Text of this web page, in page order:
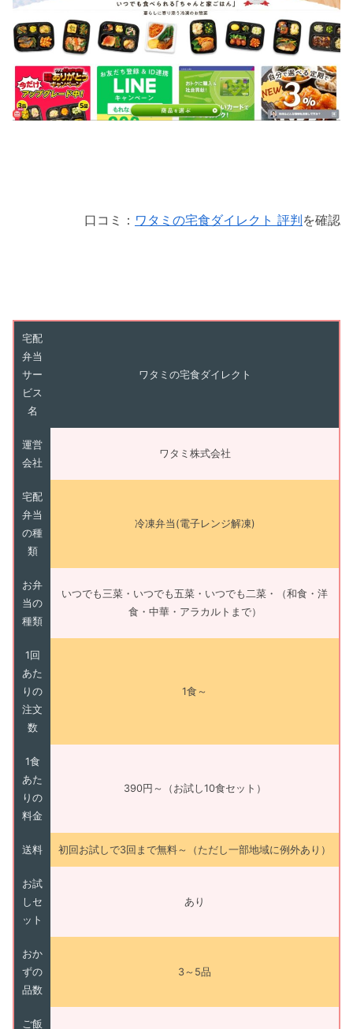
口コミ： ワタミの宅食ダイレクト 評判を確認
宅配
弁当
サー
ビス
名
ワタミの宅食ダイレクト
運営
会社
ワタミ株式会社
宅配
弁当
の種
類
冷凍弁当(電子レンジ解凍)
お弁
当の
種類
いつでも三菜・いつでも五菜・いつでも二菜・（和食・洋
食・中華・アラカルトまで）
1回
あた
りの
注文
数
1食～
1食
あた
りの
料金
390円～（お試し10食セット）
送料 初回お試しで3回まで無料～（ただし一部地域に例外あり）
お試
しセ
ット
あり
おか
ずの
品数
3～5品
ご飯